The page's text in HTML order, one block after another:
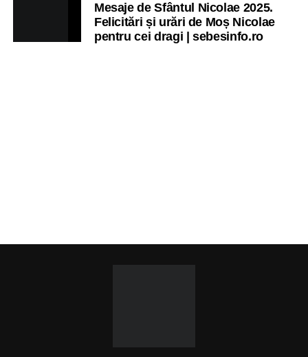
Mesaje de Sfântul Nicolae 2025.
Felicitări și urări de Moș Nicolae
pentru cei dragi | sebesinfo.ro